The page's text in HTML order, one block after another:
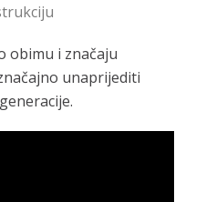
obimu i značaju
unaprijediti